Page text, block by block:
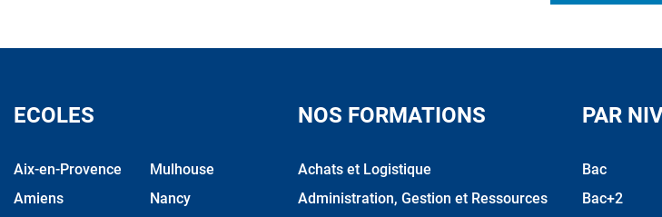
ECOLES
Aix-en-Provence
Amiens
Mulhouse
Nancy
NOS FORMATIONS
Achats et Logistique
Administration, Gestion et Ressources
PAR
Bac
Bac+2